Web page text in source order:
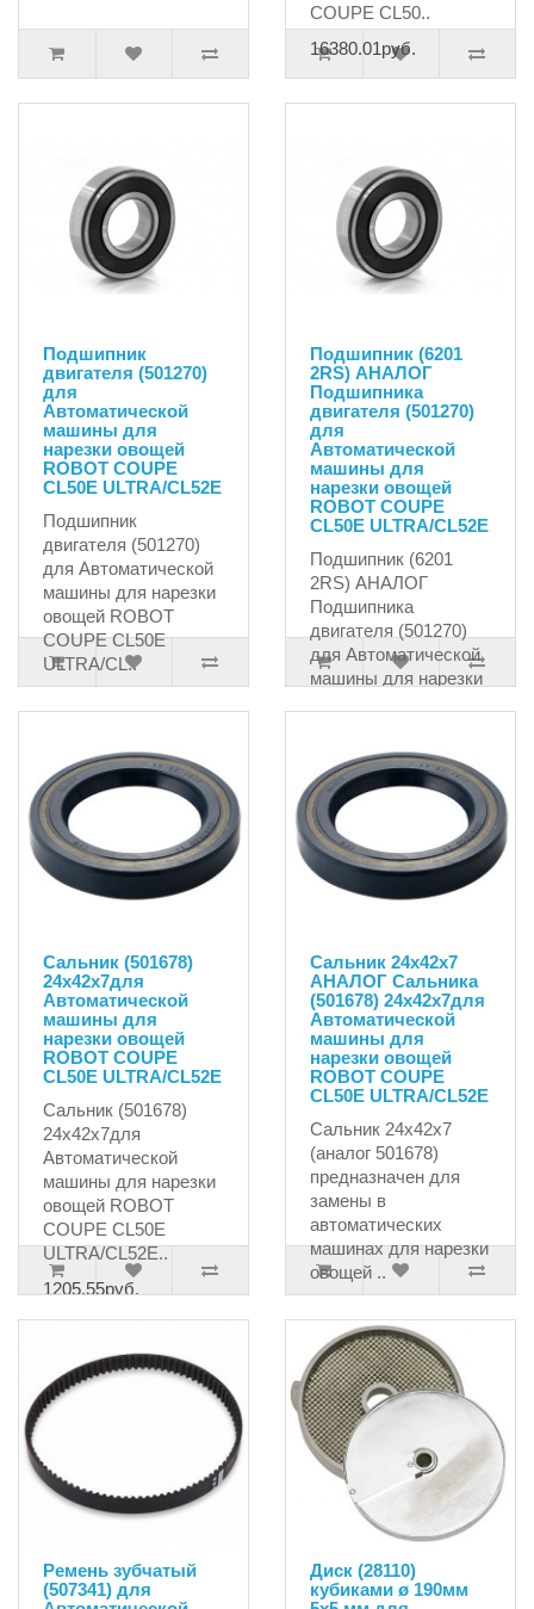
COUPE CL50..
16380.01руб.
Подшипник
двигателя (501270)
для
Автоматической
машины для
нарезки овощей
ROBOT COUPE
CL50E ULTRA/CL52E
Подшипник
двигателя (501270)
для Автоматической
машины для нарезки
овощей ROBOT
COUPE CL50E
ULTRA/CL..
Подшипник (6201
2RS) АНАЛОГ
Подшипника
двигателя (501270)
для
Автоматической
машины для
нарезки овощей
ROBOT COUPE
CL50E ULTRA/CL52E
Подшипник (6201
2RS) АНАЛОГ
Подшипника
двигателя (501270)
для Автоматической
машины для нарезки
Сальник (501678)
24х42х7для
Автоматической
машины для
нарезки овощей
ROBOT COUPE
CL50E ULTRA/CL52E
Сальник (501678)
24х42х7для
Автоматической
машины для нарезки
овощей ROBOT
COUPE CL50E
ULTRA/CL52E..
1205.55руб.
Сальник 24х42х7
АНАЛОГ Сальника
(501678) 24х42х7для
Автоматической
машины для
нарезки овощей
ROBOT COUPE
CL50E ULTRA/CL52E
Сальник 24х42х7
(аналог 501678)
предназначен для
замены в
автоматических
машинах для нарезки
овощей ..
245.75руб.
Ремень зубчатый
(507341) для
Диск (28110)
кубиками ø 190мм